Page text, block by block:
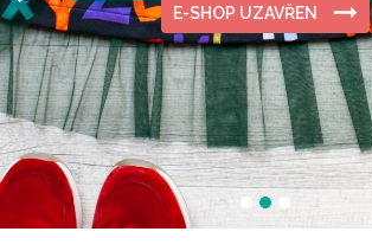
E-SHOP UZAVŘEN